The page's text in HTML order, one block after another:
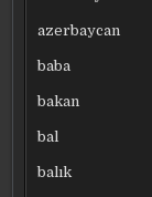
azerbaycan
baba
bakan
bal
balık